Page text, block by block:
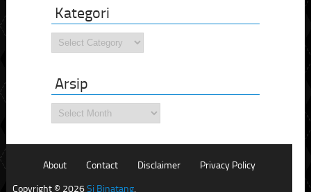
Kategori
Kategori
Arsip
Arsip
About Contact Disclaimer
Privacy Policy
Copyright © 2026Si Binatang.